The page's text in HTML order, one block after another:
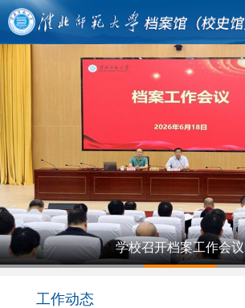
学校召开档案工作会议
工作动态